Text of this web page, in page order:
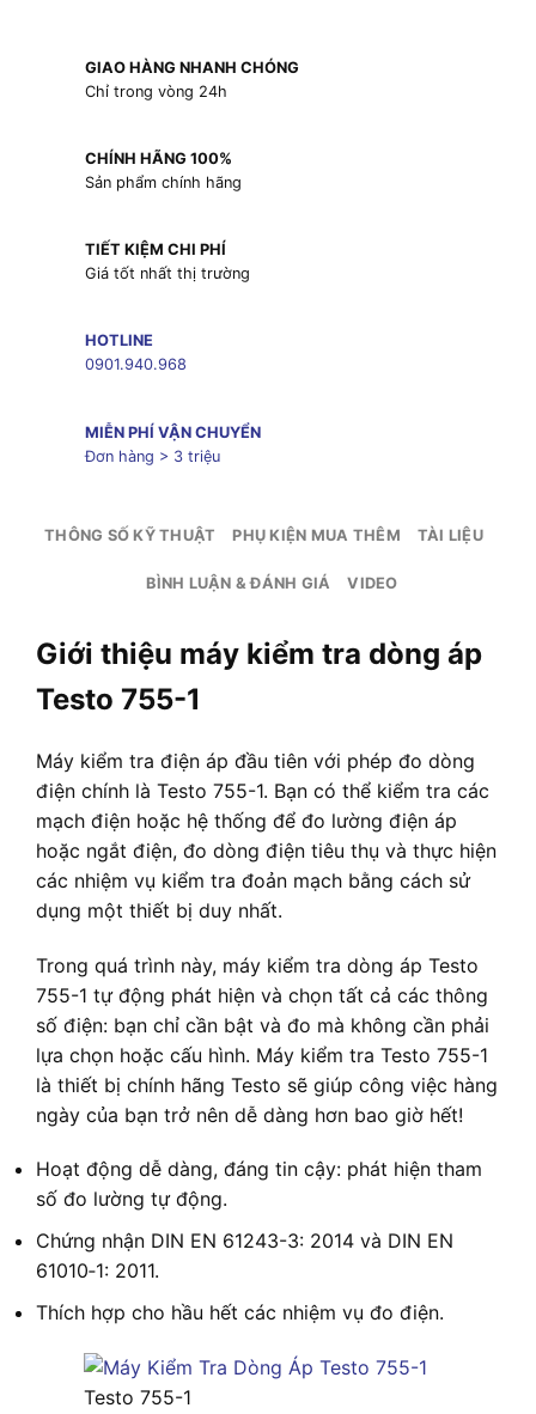
GIAO HÀNG NHANH CHÓNG
Chỉ trong vòng 24h
CHÍNH HÃNG 100%
Sản phẩm chính hãng
TIẾT KIỆM CHI PHÍ
Giá tốt nhất thị trường
HOTLINE
0901.940.968
MIỄN PHÍ VẬN CHUYỂN
Đơn hàng > 3 triệu
THÔNG SỐ KỸ THUẬT PHỤ KIỆN MUA THÊM TÀI LIỆU
BÌNH LUẬN & ĐÁNH GIÁ VIDEO
Giới thiệu máy kiểm tra dòng áp
Testo 755-1
Máy kiểm tra điện áp đầu tiên với phép đo dòng
điện chính là Testo 755-1. Bạn có thể kiểm tra các
mạch điện hoặc hệ thống để đo lường điện áp
hoặc ngắt điện, đo dòng điện tiêu thụ và thực hiện
các nhiệm vụ kiểm tra đoản mạch bằng cách sử
dụng một thiết bị duy nhất.
Trong quá trình này, máy kiểm tra dòng áp Testo
755-1 tự động phát hiện và chọn tất cả các thông
số điện: bạn chỉ cần bật và đo mà không cần phải
lựa chọn hoặc cấu hình. Máy kiểm tra Testo 755-1
là thiết bị chính hãng Testo sẽ giúp công việc hàng
ngày của bạn trở nên dễ dàng hơn bao giờ hết!
Hoạt động dễ dàng, đáng tin cậy: phát hiện tham
số đo lường tự động.
Chứng nhận DIN EN 61243-3: 2014 và DIN EN
61010‑1: 2011.
Thích hợp cho hầu hết các nhiệm vụ đo điện.
Testo 755-1